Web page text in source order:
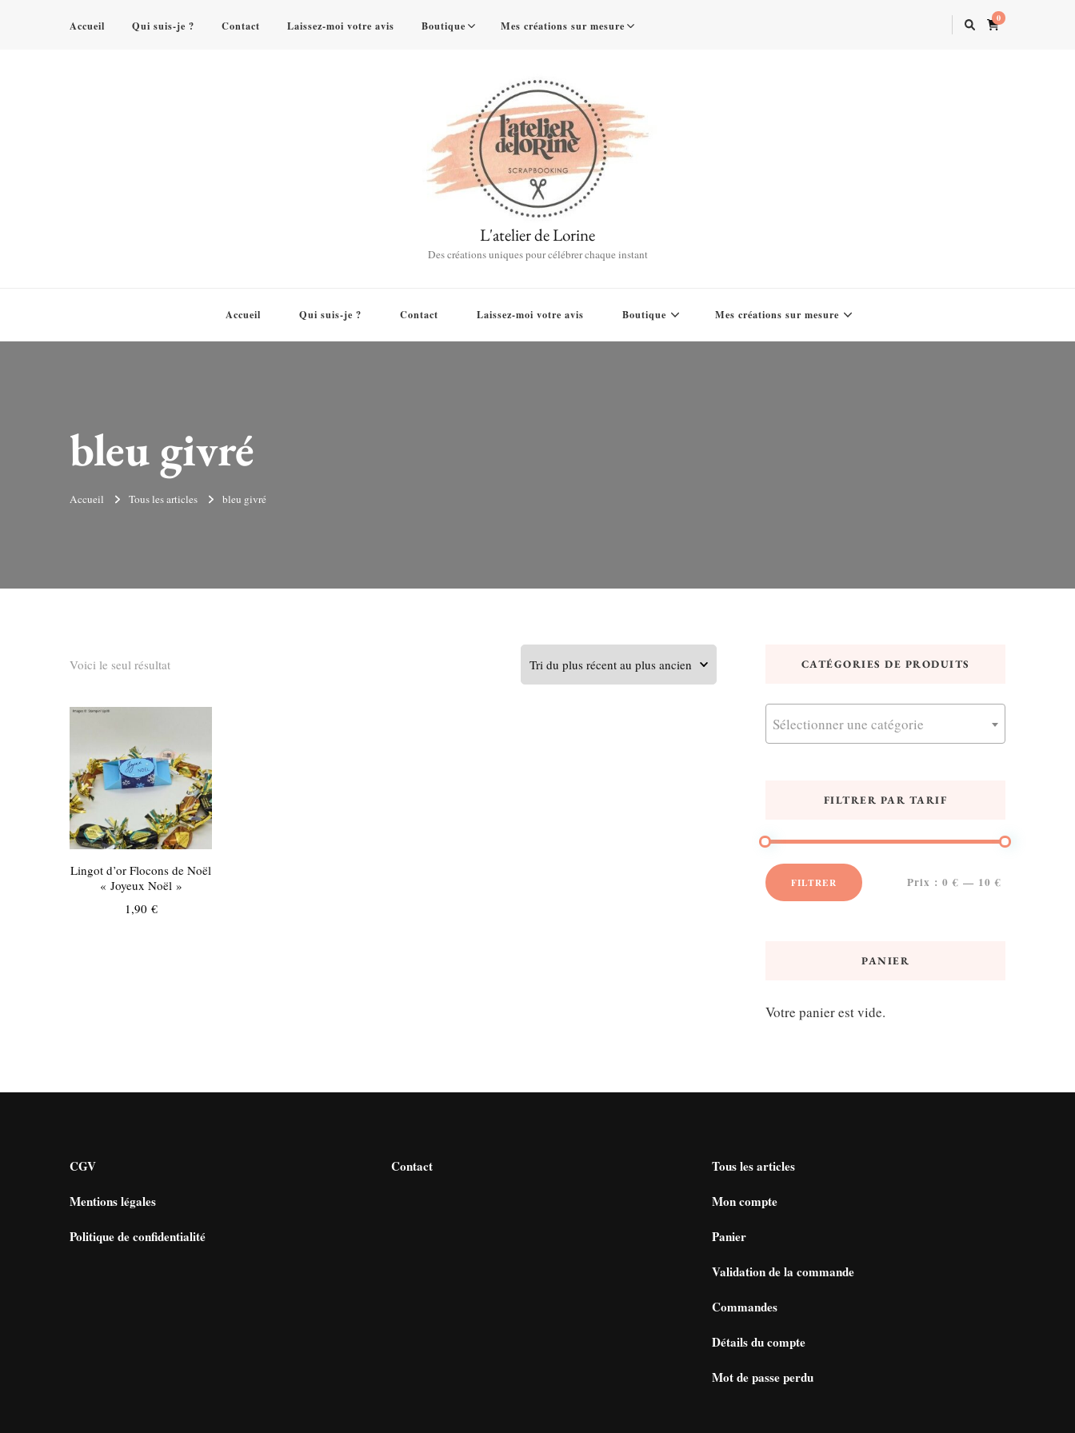
Accueil Qui suis-je ? Contact Laissez-moi votre avis Boutique Mes créations sur mesure
0
L'atelier de Lorine
Des créations uniques pour célébrer chaque instant
Accueil Qui suis-je ? Contact Laissez-moi votre avis Boutique Mes créations sur mesure
bleu givré
Accueil Tous les articles bleu givré
Voici le seul résultat
Lingot d’or Flocons de Noël
« Joyeux Noël »
1,90 €
CATÉGORIES DE PRODUITS
Sélectionner une catégorie
FILTRER PAR TARIF
FILTRER Prix : 0 € — 10 €
PANIER
Votre panier est vide.
CGV
Mentions légales
Politique de confidentialité
Contact
Tous les articles
Mon compte
Panier
Validation de la commande
Commandes
Détails du compte
Mot de passe perdu